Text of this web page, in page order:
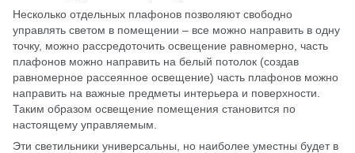
Несколько отдельных плафонов позволяют свободно
управлять светом в помещении – все можно направить в одну
точку, можно рассредоточить освещение равномерно, часть
плафонов можно направить на белый потолок (создав
равномерное рассеянное освещение) часть плафонов можно
направить на важные предметы интерьера и поверхности.
Таким образом освещение помещения становится по
настоящему управляемым.
Эти светильники универсальны, но наиболее уместны будет в